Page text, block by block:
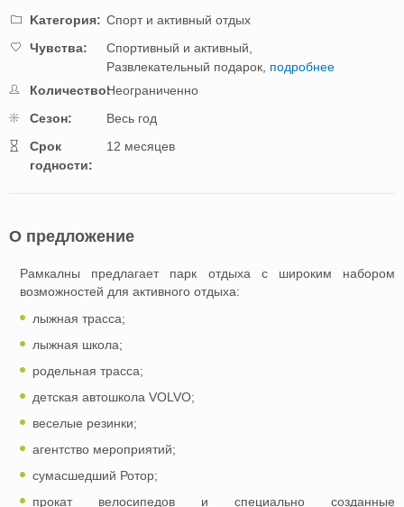
Kатегория: Спорт и активный отдых
Чувства:
Спортивный и активный,
Развлекательный подарок, подробнее
Количество:Неограниченно
Cезон:
Весь год
Cрок
годности:
12 месяцев
О предложение
Рамкалны предлагает парк отдыха с широким набором
возможностей для активного отдыха:
лыжная трасса;
лыжная школа;
родельная трасса;
детская автошкола VOLVO;
веселые резинки;
агентство мероприятий;
сумасшедший Ротор;
прокат велосипедов и специально созданные